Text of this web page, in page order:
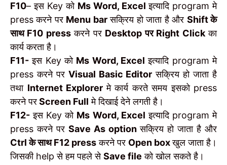
F10– इस Key को Ms Word, Excelइत्यादि program मे
press करने पर Menu barसक्रिय हो जाता है और Shift के
साथ F10 pressकरने पर Desktop पर Right Clickका
कार्य करता है।
F11- इस Key को Ms Word, Excel इत्यादि program मे
press करने पर Visual Basic Editor सक्रिय हो जाता है
तथा Internet Explorerमे कार्य करते समय इसको press
करने परScreen Full मे दिखाई देने लगती है।
F12- इस Key को Ms Word, Excel इत्यादि program मे
press करने पर Save As optionसक्रिय हो जाता है और
Ctrl के साथ F12 pressकरने पर Open boxखुल जाता है।
जिसकी help से हम पहले सेSave file को खोल सकते है।